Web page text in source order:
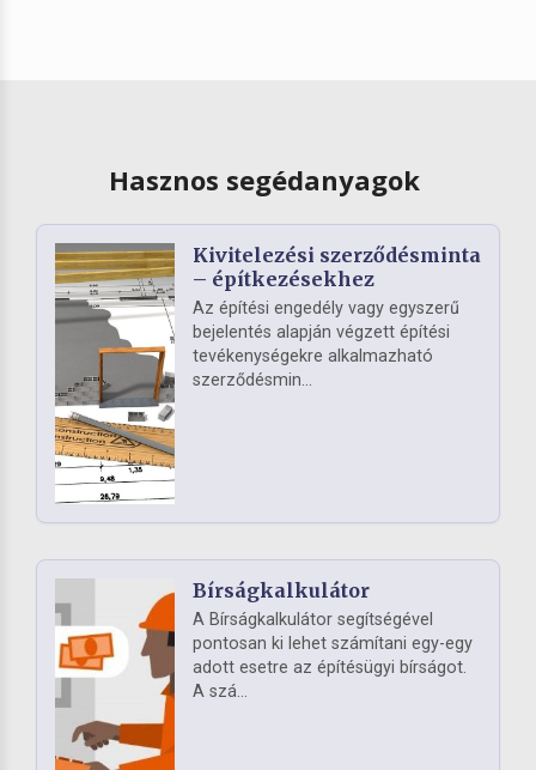
Hasznos segédanyagok
Kivitelezési szerződésminta
– építkezésekhez
Az építési engedély vagy egyszerű
bejelentés alapján végzett építési
tevékenységekre alkalmazható
szerződésmin...
Bírságkalkulátor
A Bírságkalkulátor segítségével
pontosan ki lehet számítani egy-egy
adott esetre az építésügyi bírságot.
A szá...